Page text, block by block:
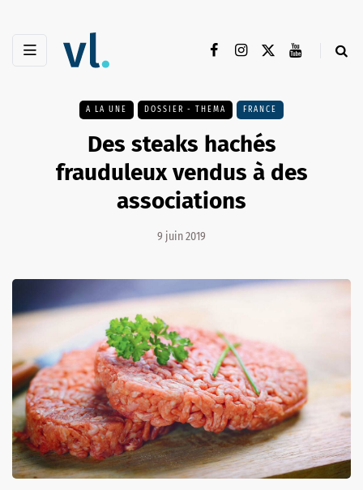
A LA UNE DOSSIER - THEMA FRANCE
Des steaks hachés
frauduleux vendus à des
associations
9 juin 2019